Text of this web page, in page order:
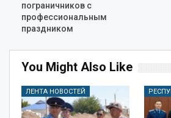
пограничников с
профессиональным
праздником
You Might Also Like
ЛЕНТА НОВОСТЕЙ